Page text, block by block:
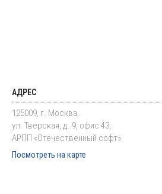
АДРЕС
125009, г. Москва,
ул. Тверская, д. 9, офис 43,
АРПП «Отечественный софт»
Посмотреть на карте